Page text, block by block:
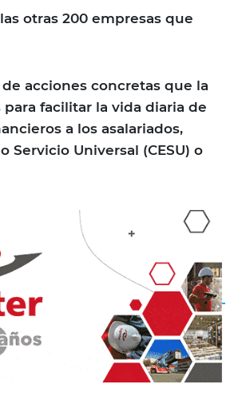
otras 200 empresas que
acciones concretas que la
facilitar la vida diaria de
a los asalariados,
Servicio Universal (CESU) o